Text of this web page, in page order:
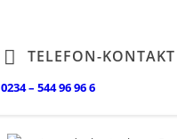
TELEFON-KONTAKT
0234 – 544 96 96 6